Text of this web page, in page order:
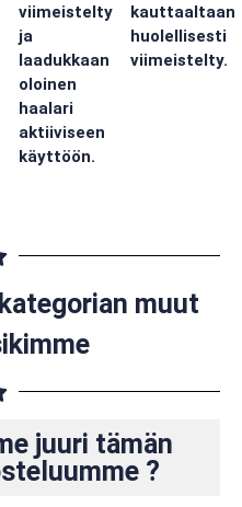
viimeistelty
ja
laadukkaan
oloinen
haalari
aktiiviseen
käyttöön.
kauttaaltaan
huolellisesti
viimeistelty.
muut
juuri tämän
?